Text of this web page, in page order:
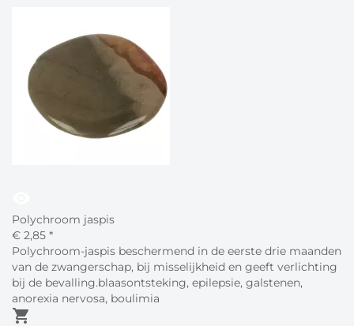
Polychroom jaspis
€ 2,85 *
Polychroom-jaspis beschermend in de eerste drie maanden
van de zwangerschap, bij misselijkheid en geeft verlichting
bij de bevalling.blaasontsteking, epilepsie, galstenen,
anorexia nervosa, boulimia
shopping_cart